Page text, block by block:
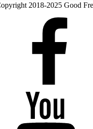
2018-2025 Good